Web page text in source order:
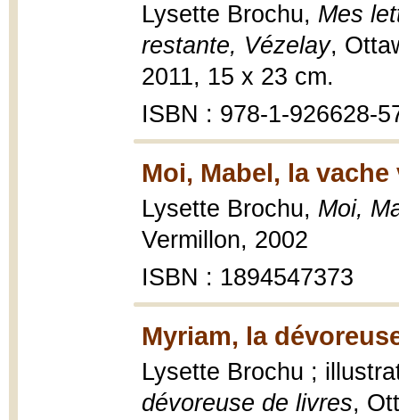
Lysette Brochu, Mes
restante, Vézelay,
2011, 15 x 23 cm.
ISBN : 978-1-926628-
Moi, Mabel, la
Lysette Brochu, Moi,
Vermillon, 2002
ISBN : 1894547373
Myriam, la
Lysette Brochu ;
dévoreuse de livres,